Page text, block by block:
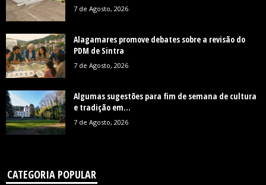
7 de Agosto, 2026
Alagamares promove debates sobre a revisão do
PDM de Sintra
7 de Agosto, 2026
Algumas sugestões para fim de semana de cultura
e tradição em...
7 de Agosto, 2026
CATEGORIA POPULAR